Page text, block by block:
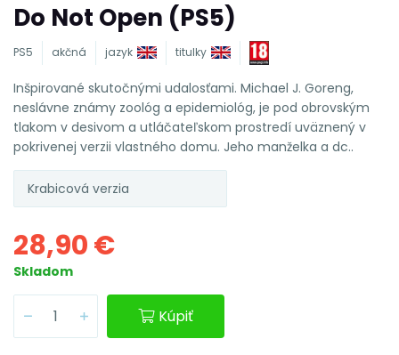
Do Not Open (PS5)
PS5 akčná jazyk titulky
Inšpirované skutočnými udalosťami. Michael J. Goreng,
neslávne známy zoológ a epidemiológ, je pod obrovským
tlakom v desivom a utláčateľskom prostredí uväznený v
pokrivenej verzii vlastného domu. Jeho manželka a dc..
Krabicová verzia
28,90 €
Skladom
Kúpiť